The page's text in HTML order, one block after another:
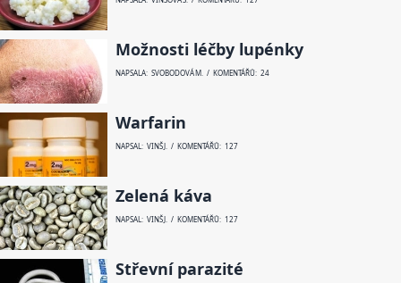
Možnosti léčby lupénky
NAPSALA: SVOBODOVÁ M. / KOMENTÁŘŮ: 24
Warfarin
NAPSAL: VINŠ J. / KOMENTÁŘŮ: 127
Zelená káva
NAPSAL: VINŠ J. / KOMENTÁŘŮ: 127
Střevní parazité